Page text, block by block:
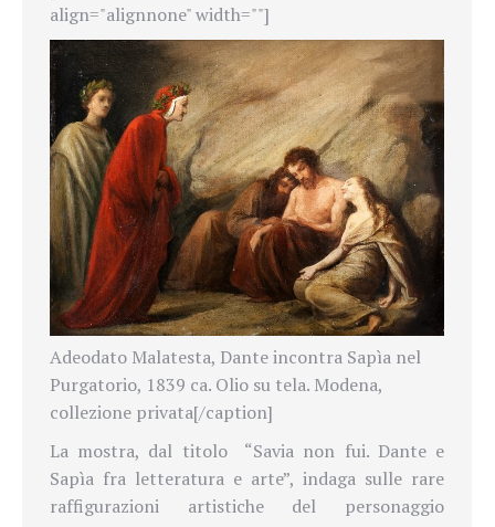
align="alignnone" width=""]
Adeodato Malatesta, Dante incontra Sapìa nel
Purgatorio, 1839 ca. Olio su tela. Modena,
collezione privata[/caption]
La mostra, dal titolo “Savia non fui. Dante e
Sapìa fra letteratura e arte”, indaga sulle rare
raffigurazioni artistiche del personaggio